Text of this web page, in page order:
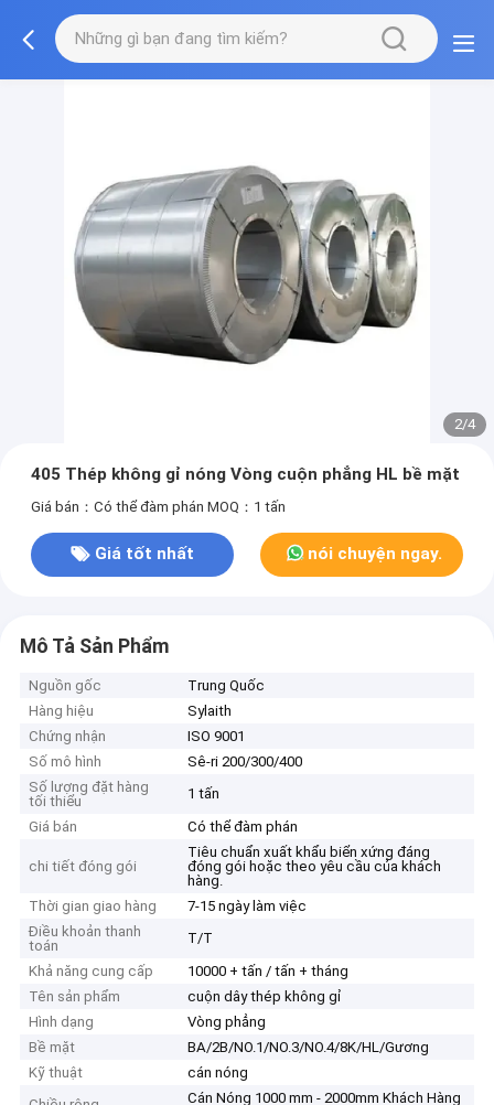
2/4
405 Thép không gỉ nóng Vòng cuộn phẳng HL bề mặt
Giá bán：Có thể đàm phán MOQ：1 tấn
Giá tốt nhất nói chuyện ngay.
Mô Tả Sản Phẩm
Nguồn gốc
Trung Quốc
Hàng hiệu
Sylaith
Chứng nhận
ISO 9001
Số mô hình
Sê-ri 200/300/400
Số lượng đặt hàng
tối thiểu
1 tấn
Giá bán
Có thể đàm phán
chi tiết đóng gói
Tiêu chuẩn xuất khẩu biển xứng đáng
đóng gói hoặc theo yêu cầu của khách
hàng.
Thời gian giao hàng
7-15 ngày làm việc
Điều khoản thanh
toán
T/T
Khả năng cung cấp
10000 + tấn / tấn + tháng
Tên sản phẩm
cuộn dây thép không gỉ
Hình dạng
Vòng phẳng
Bề mặt
BA/2B/NO.1/NO.3/NO.4/8K/HL/Gương
Kỹ thuật
cán nóng
Cán Nóng 1000 mm - 2000mm Khách Hàng